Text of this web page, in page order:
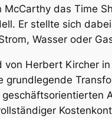
das Time
Er stellte sich
Wasser oder
Herbert Kircher
grundlegende